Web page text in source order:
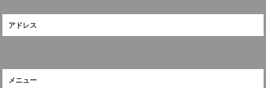
アドレス
メニュー